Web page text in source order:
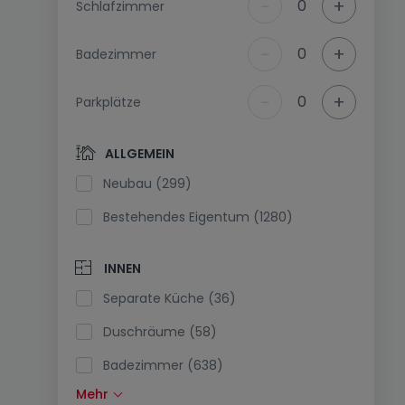
Schlafzimmer 0 +
Badezimmer 0 +
Parkplätze 0 +
ALLGEMEIN
Neubau (299)
Bestehendes Eigentum (1280)
INNEN
Separate Küche (36)
Duschräume (58)
Badezimmer (638)
Einbauküche (200)
Mehr